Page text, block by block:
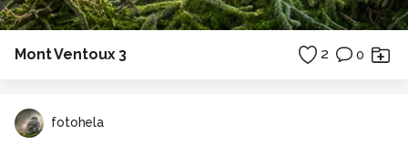
Mont Ventoux 3 2 0
fotohela